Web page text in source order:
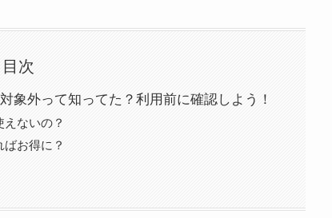
目次
象外って知ってた？利用前に確認しよう！
ないの？
お得に？